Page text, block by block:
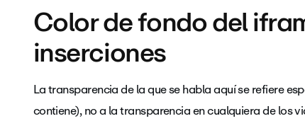
Color de fondo del
inserciones
La transparencia de la que se habla aquí se refiere
contiene), no a la transparencia en cualquiera de los